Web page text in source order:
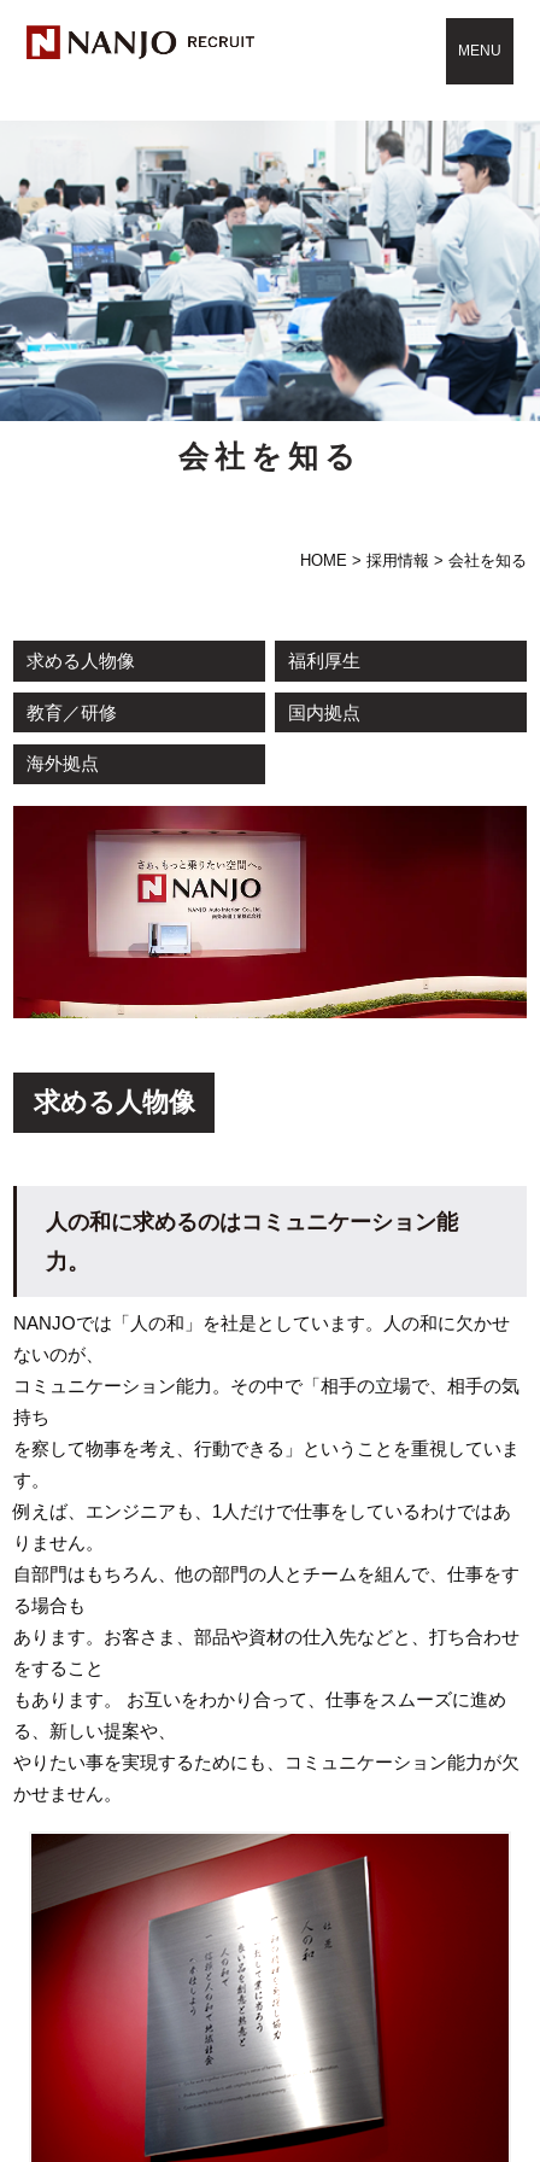
MENU
会社を知る
HOME > 採用情報 > 会社を知る
求める人物像 福利厚生
教育／研修 国内拠点
海外拠点
求める人物像
人の和に求めるのはコミュニケーション能
力。
NANJOでは「人の和」を社是としています。人の和に欠かせ
ないのが、
コミュニケーション能力。その中で「相手の立場で、相手の気
持ち
を察して物事を考え、行動できる」ということを重視していま
す。
例えば、エンジニアも、1人だけで仕事をしているわけではあ
りません。
自部門はもちろん、他の部門の人とチームを組んで、仕事をす
る場合も
あります。お客さま、部品や資材の仕入先などと、打ち合わせ
をすること
もあります。 お互いをわかり合って、仕事をスムーズに進め
る、新しい提案や、
やりたい事を実現するためにも、コミュニケーション能力が欠
かせません。